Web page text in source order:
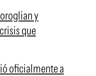
y
que
oficialmente a